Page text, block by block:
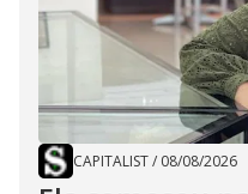
CAPITALIST/ 08/08/2026